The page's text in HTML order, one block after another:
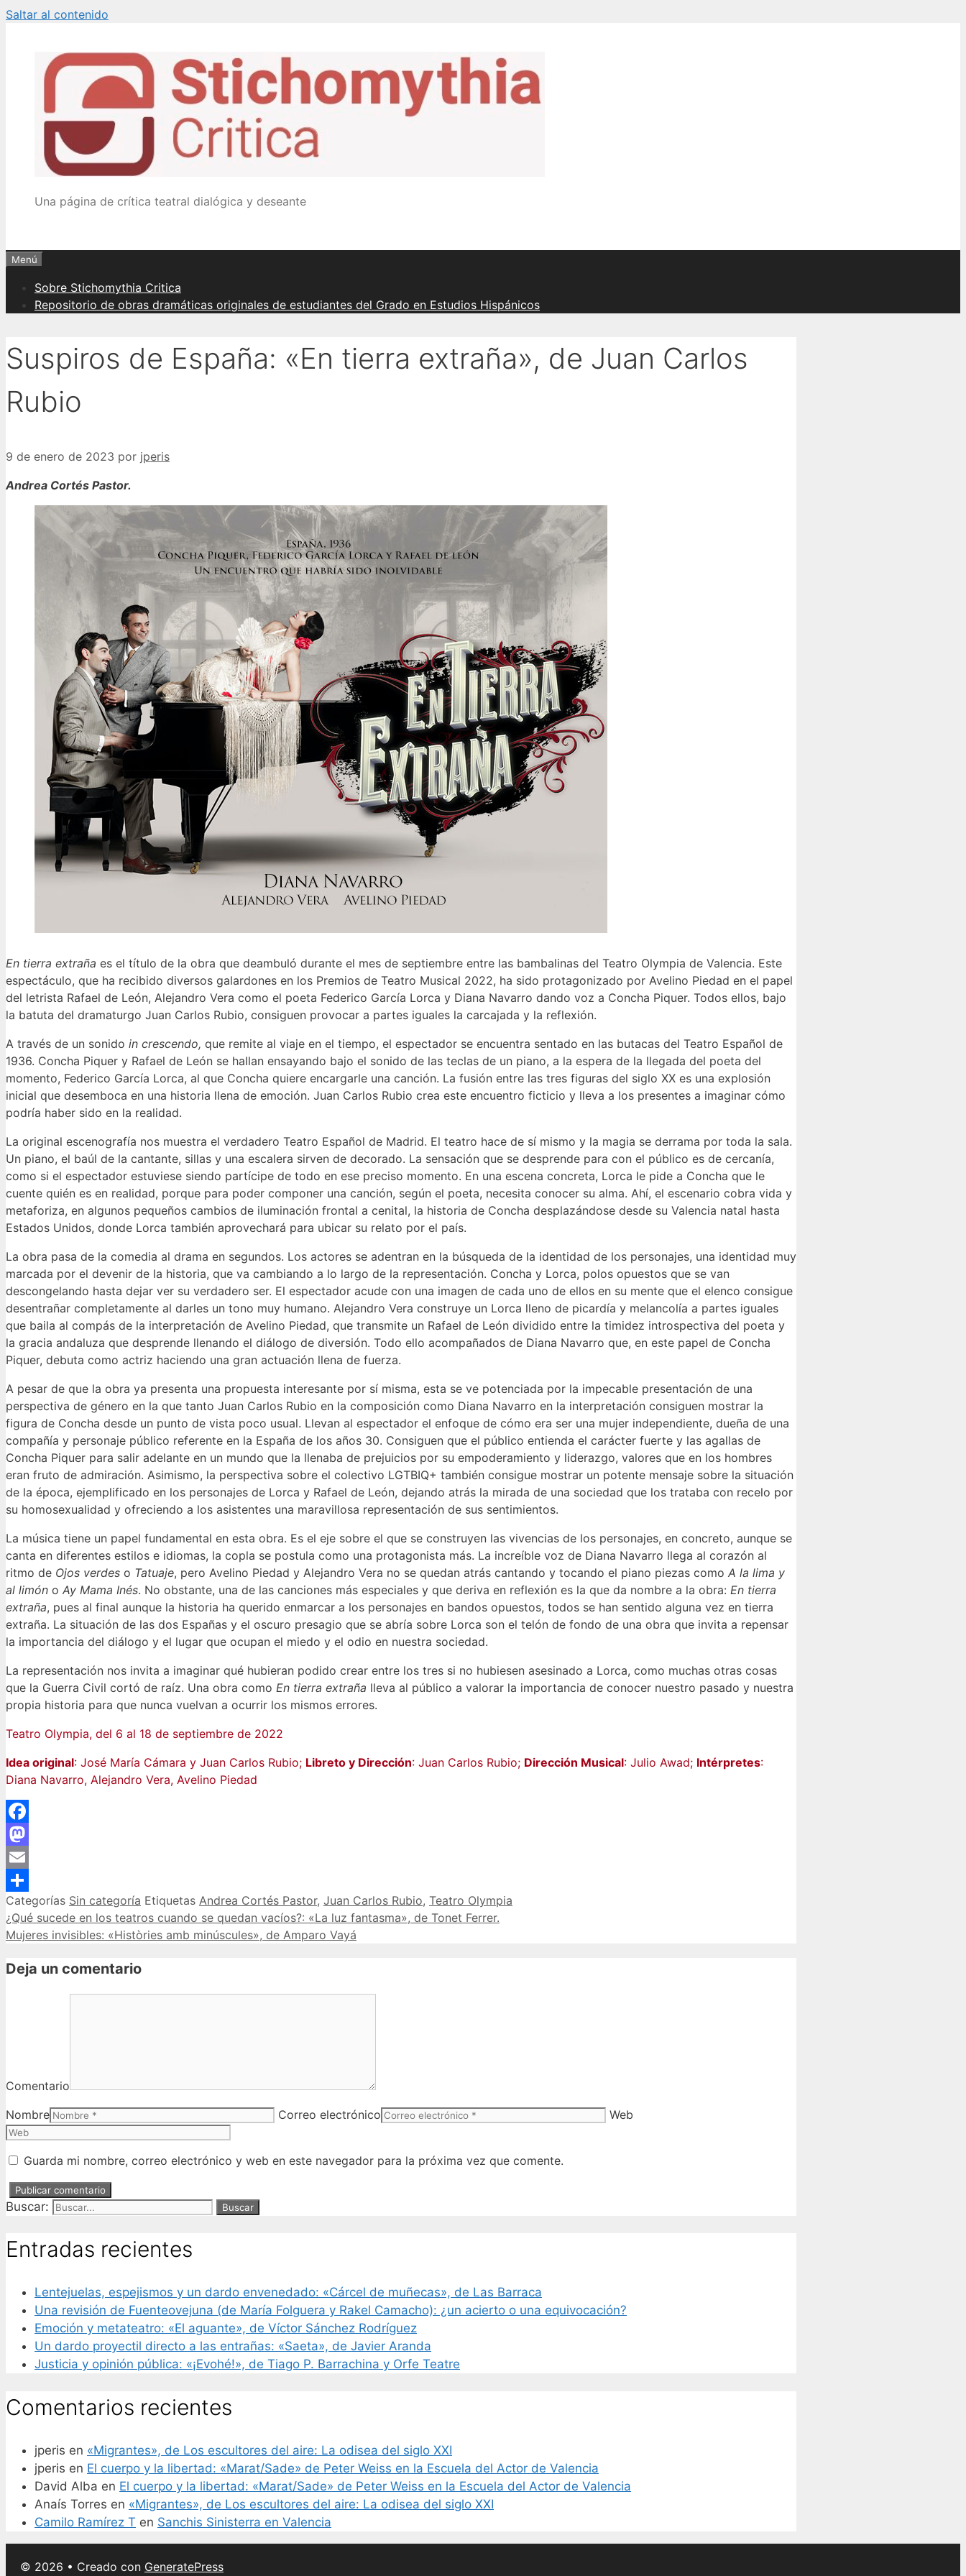
Saltar al contenido
Una página de crítica teatral dialógica y deseante
Menú
Sobre Stichomythia Critica
Repositorio de obras dramáticas originales de estudiantes del Grado en Estudios Hispánicos
Suspiros de España: «En tierra extraña», de Juan Carlos
Rubio
9 de enero de 2023 por jperis
Andrea Cortés Pastor.
En tierra extraña es el título de la obra que deambuló durante el mes de septiembre entre las bambalinas del Teatro Olympia de Valencia. Este
espectáculo, que ha recibido diversos galardones en los Premios de Teatro Musical 2022, ha sido protagonizado por Avelino Piedad en el papel
del letrista Rafael de León, Alejandro Vera como el poeta Federico García Lorca y Diana Navarro dando voz a Concha Piquer. Todos ellos, bajo
la batuta del dramaturgo Juan Carlos Rubio, consiguen provocar a partes iguales la carcajada y la reflexión.
A través de un sonido in crescendo, que remite al viaje en el tiempo, el espectador se encuentra sentado en las butacas del Teatro Español de
1936. Concha Piquer y Rafael de León se hallan ensayando bajo el sonido de las teclas de un piano, a la espera de la llegada del poeta del
momento, Federico García Lorca, al que Concha quiere encargarle una canción. La fusión entre las tres figuras del siglo XX es una explosión
inicial que desemboca en una historia llena de emoción. Juan Carlos Rubio crea este encuentro ficticio y lleva a los presentes a imaginar cómo
podría haber sido en la realidad.
La original escenografía nos muestra el verdadero Teatro Español de Madrid. El teatro hace de sí mismo y la magia se derrama por toda la sala.
Un piano, el baúl de la cantante, sillas y una escalera sirven de decorado. La sensación que se desprende para con el público es de cercanía,
como si el espectador estuviese siendo partícipe de todo en ese preciso momento. En una escena concreta, Lorca le pide a Concha que le
cuente quién es en realidad, porque para poder componer una canción, según el poeta, necesita conocer su alma. Ahí, el escenario cobra vida y
metaforiza, en algunos pequeños cambios de iluminación frontal a cenital, la historia de Concha desplazándose desde su Valencia natal hasta
Estados Unidos, donde Lorca también aprovechará para ubicar su relato por el país.
La obra pasa de la comedia al drama en segundos. Los actores se adentran en la búsqueda de la identidad de los personajes, una identidad muy
marcada por el devenir de la historia, que va cambiando a lo largo de la representación. Concha y Lorca, polos opuestos que se van
descongelando hasta dejar ver su verdadero ser. El espectador acude con una imagen de cada uno de ellos en su mente que el elenco consigue
desentrañar completamente al darles un tono muy humano. Alejandro Vera construye un Lorca lleno de picardía y melancolía a partes iguales
que baila al compás de la interpretación de Avelino Piedad, que transmite un Rafael de León dividido entre la timidez introspectiva del poeta y
la gracia andaluza que desprende llenando el diálogo de diversión. Todo ello acompañados de Diana Navarro que, en este papel de Concha
Piquer, debuta como actriz haciendo una gran actuación llena de fuerza.
A pesar de que la obra ya presenta una propuesta interesante por sí misma, esta se ve potenciada por la impecable presentación de una
perspectiva de género en la que tanto Juan Carlos Rubio en la composición como Diana Navarro en la interpretación consiguen mostrar la
figura de Concha desde un punto de vista poco usual. Llevan al espectador el enfoque de cómo era ser una mujer independiente, dueña de una
compañía y personaje público referente en la España de los años 30. Consiguen que el público entienda el carácter fuerte y las agallas de
Concha Piquer para salir adelante en un mundo que la llenaba de prejuicios por su empoderamiento y liderazgo, valores que en los hombres
eran fruto de admiración. Asimismo, la perspectiva sobre el colectivo LGTBIQ+ también consigue mostrar un potente mensaje sobre la situación
de la época, ejemplificado en los personajes de Lorca y Rafael de León, dejando atrás la mirada de una sociedad que los trataba con recelo por
su homosexualidad y ofreciendo a los asistentes una maravillosa representación de sus sentimientos.
La música tiene un papel fundamental en esta obra. Es el eje sobre el que se construyen las vivencias de los personajes, en concreto, aunque se
canta en diferentes estilos e idiomas, la copla se postula como una protagonista más. La increíble voz de Diana Navarro llega al corazón al
ritmo de Ojos verdes o Tatuaje, pero Avelino Piedad y Alejandro Vera no se quedan atrás cantando y tocando el piano piezas como A la lima y
al limón o Ay Mama Inés. No obstante, una de las canciones más especiales y que deriva en reflexión es la que da nombre a la obra: En tierra
extraña, pues al final aunque la historia ha querido enmarcar a los personajes en bandos opuestos, todos se han sentido alguna vez en tierra
extraña. La situación de las dos Españas y el oscuro presagio que se abría sobre Lorca son el telón de fondo de una obra que invita a repensar
la importancia del diálogo y el lugar que ocupan el miedo y el odio en nuestra sociedad.
La representación nos invita a imaginar qué hubieran podido crear entre los tres si no hubiesen asesinado a Lorca, como muchas otras cosas
que la Guerra Civil cortó de raíz. Una obra como En tierra extraña lleva al público a valorar la importancia de conocer nuestro pasado y nuestra
propia historia para que nunca vuelvan a ocurrir los mismos errores.
Teatro Olympia, del 6 al 18 de septiembre de 2022
Idea original: José María Cámara y Juan Carlos Rubio; Libreto y Dirección: Juan Carlos Rubio; Dirección Musical: Julio Awad; Intérpretes:
Diana Navarro, Alejandro Vera, Avelino Piedad
Facebook
Mastodon
Email
Compartir
Categorías Sin categoría Etiquetas Andrea Cortés Pastor, Juan Carlos Rubio, Teatro Olympia
¿Qué sucede en los teatros cuando se quedan vacíos?: «La luz fantasma», de Tonet Ferrer.
Mujeres invisibles: «Històries amb minúscules», de Amparo Vayá
Deja un comentario
Comentario
Nombre
Correo electrónico Web
Guarda mi nombre, correo electrónico y web en este navegador para la próxima vez que comente.
Buscar:
Entradas recientes
Lentejuelas, espejismos y un dardo envenedado: «Cárcel de muñecas», de Las Barraca
Una revisión de Fuenteovejuna (de María Folguera y Rakel Camacho): ¿un acierto o una equivocación?
Emoción y metateatro: «El aguante», de Víctor Sánchez Rodríguez
Un dardo proyectil directo a las entrañas: «Saeta», de Javier Aranda
Justicia y opinión pública: «¡Evohé!», de Tiago P. Barrachina y Orfe Teatre
Comentarios recientes
jperis en «Migrantes», de Los escultores del aire: La odisea del siglo XXI
jperis en El cuerpo y la libertad: «Marat/Sade» de Peter Weiss en la Escuela del Actor de Valencia
David Alba en El cuerpo y la libertad: «Marat/Sade» de Peter Weiss en la Escuela del Actor de Valencia
Anaís Torres en «Migrantes», de Los escultores del aire: La odisea del siglo XXI
Camilo Ramírez T en Sanchis Sinisterra en Valencia
© 2026 • Creado con GeneratePress